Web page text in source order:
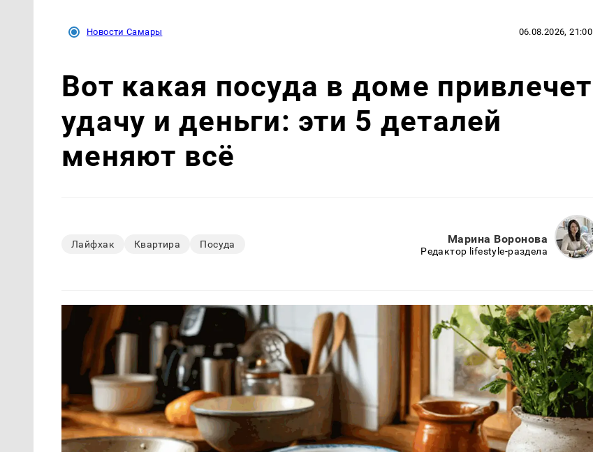
Новости Самары 06.08.2026, 21:00
Вот какая посуда в доме привлечет
удачу и деньги: эти 5 деталей
меняют всё
Лайфхак Квартира Посуда Марина Воронова
Редактор lifestyle-раздела